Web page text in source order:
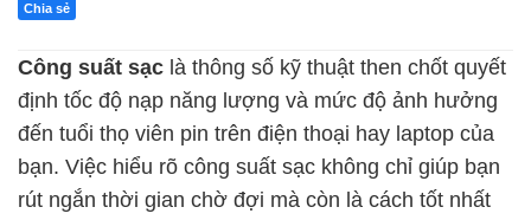
Màn hình Vsmart Màn hình Google Pixel
Thay pin
Pin iPhone Pin Samsumg Pin Oppo Pin Xiaomi
Chia sẻ
Công suất sạc là thông số kỹ thuật then chốt quyết
định tốc độ nạp năng lượng và mức độ ảnh hưởng
đến tuổi thọ viên pin trên điện thoại hay laptop của
bạn. Việc hiểu rõ công suất sạc không chỉ giúp bạn
rút ngắn thời gian chờ đợi mà còn là cách tốt nhất